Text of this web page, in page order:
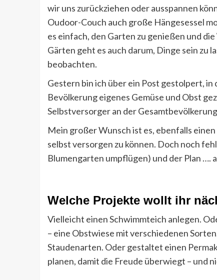
wir uns zurückziehen oder ausspannen
Oudoor-Couch auch große Hängesessel
es einfach, den Garten zu genießen und
Gärten geht es auch darum, Dinge sein zu
beobachten.
Gestern bin ich über ein Post gestolpert,
Bevölkerung eigenes Gemüse und Obst
Selbstversorger an der
Mein großer Wunsch ist es, ebenfalls
selbst versorgen zu können. Doch noch
Blumengarten umpflügen) und der Plan ….
Welche Projekte wollt ihr
Vielleicht einen Schwimmteich anlegen.
– eine Obstwiese mit verschiedenen
Staudenarten. Oder gestaltet einen
planen, damit die Freude überwiegt – und